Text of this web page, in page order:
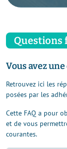
Questions
Vous avez
Retrouvez ici les
posées par les
Cette FAQ a pour
et de vous
courantes.